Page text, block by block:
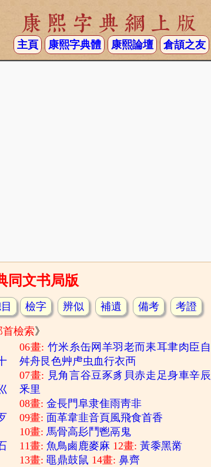
康熙字典網上版
主頁 康熙字典體 康熙論壇 倉頡之友
同文书局版
檢字 辨似 補遺 備考 考證
首檢索》
06畫: 竹米 糸缶网 羊羽老而耒耳聿肉臣 自
舛舟艮色艸虍虫血行衣襾
07畫: 見角言谷豆豕豸 貝赤走 足身車辛辰
釆里
08畫:金長門阜隶隹雨靑非
09畫: 面革韋韭音頁風飛食首香
10畫:馬骨高髟 鬥鬯鬲 鬼
11畫:魚鳥鹵鹿麥麻 12畫:黃黍黑黹
13畫:黽鼎鼓鼠 14畫:鼻齊